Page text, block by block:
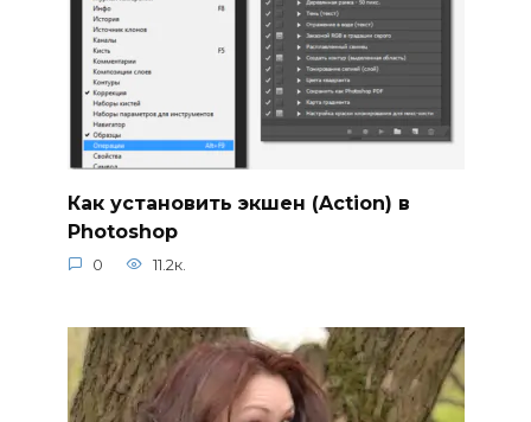
Как установить экшен (Action) в
Photoshop
0 11.2к.